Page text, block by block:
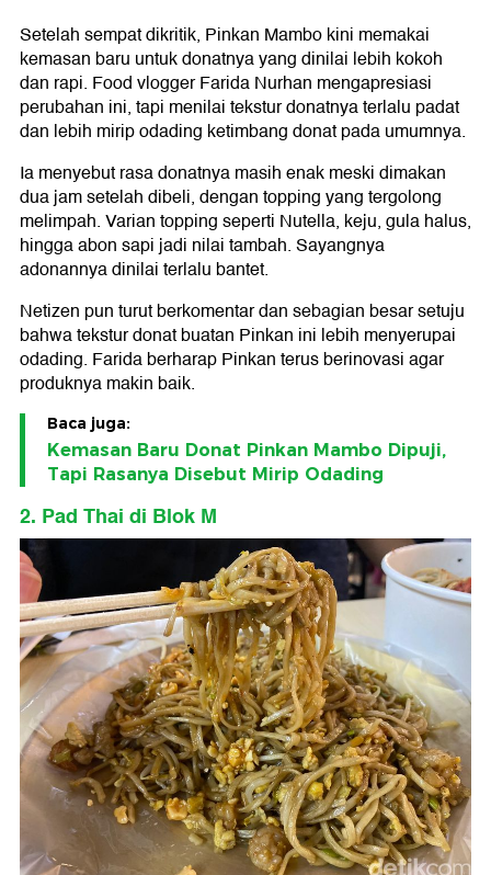
Setelah sempat dikritik, Pinkan Mambo kini memakai
kemasan baru untuk donatnya yang dinilai lebih kokoh
dan rapi. Food vlogger Farida Nurhan mengapresiasi
perubahan ini, tapi menilai tekstur donatnya terlalu padat
dan lebih mirip odading ketimbang donat pada umumnya.
Ia menyebut rasa donatnya masih enak meski dimakan
dua jam setelah dibeli, dengan topping yang tergolong
melimpah. Varian topping seperti Nutella, keju, gula halus,
hingga abon sapi jadi nilai tambah. Sayangnya
adonannya dinilai terlalu bantet.
Netizen pun turut berkomentar dan sebagian besar setuju
bahwa tekstur donat buatan Pinkan ini lebih menyerupai
odading. Farida berharap Pinkan terus berinovasi agar
produknya makin baik.
Baca juga:
Kemasan Baru Donat Pinkan Mambo Dipuji,
Tapi Rasanya Disebut Mirip Odading
2. Pad Thai di Blok M